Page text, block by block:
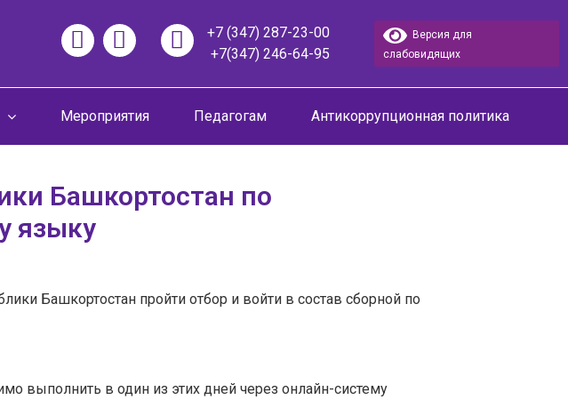
+7 (347) 287-23-00
+7(347) 246-64-95
Версия для
слабовидящих
Мероприятия Педагогам Антикоррупционная политика
Башкортостан по
языку
Башкортостан пройти отбор и войти в состав сборной по
выполнить в один из этих дней через онлайн-систему